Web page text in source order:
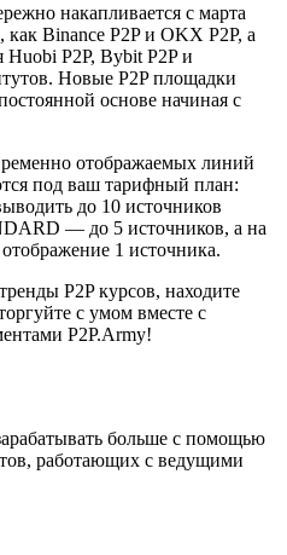
накапливается с марта
как Binance P2P и OKX P2P, а
Huobi P2P, Bybit P2P и
Новые P2P площадки
основе начиная с
отображаемых линий
под ваш тарифный план:
до 10 источников
— до 5 источников, а на
1 источника.
P2P курсов, находите
с умом вместе с
P2P.Army!
больше с помощью
работающих с ведущими